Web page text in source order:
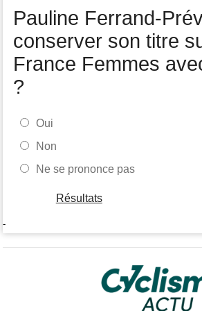
Tour de Pologne
Jamais 2 sans 3 pour Jonathan Milan,
Pauline Ferrand-
conserver son titre
France Femmes
?
Oui
Non
Ne se prononce pas
Résultats
-